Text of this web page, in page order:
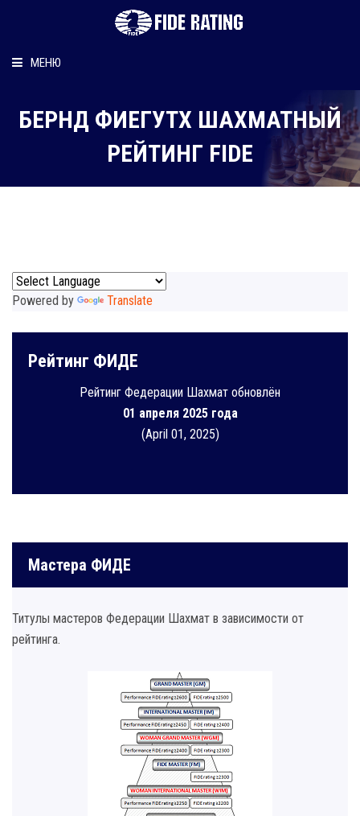
МЕНЮ
Рейтинг шахматиста
Персональный информер
БЕРНД ФИЕГУТХ ШАХМАТНЫЙ
РЕЙТИНГ FIDE
Powered by Translate
Рейтинг ФИДЕ
Рейтинг Федерации Шахмат обновлён
01 апреля 2025 года
(April 01, 2025)
Мастера ФИДЕ
Титулы мастеров Федерации Шахмат в зависимости от
рейтинга.